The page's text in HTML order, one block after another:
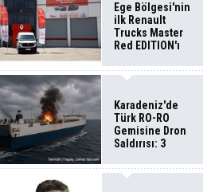
Ege Bölgesi'nin
ilk Renault
Trucks Master
Red EDITION'ı
Filosuna Katıldı
Karadeniz'de
Türk RO-RO
Gemisine Dron
Saldırısı: 3
Durumu Ağır